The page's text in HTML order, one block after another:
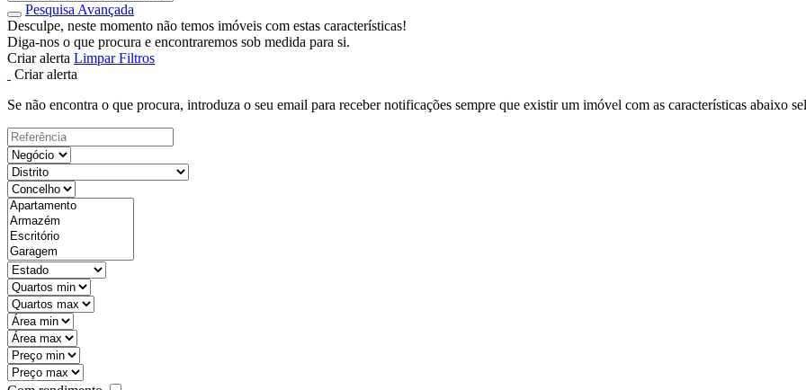
Pesquisa Avançada
Desculpe, neste momento não temos imóveis com estas características!
Diga-nos o que procura e encontraremos sob medida para si.
Criar alerta Limpar Filtros
Criar alerta
Se não encontra o que procura, introduza o seu email para receber notificações sempre que existir um imóvel com as características abaixo